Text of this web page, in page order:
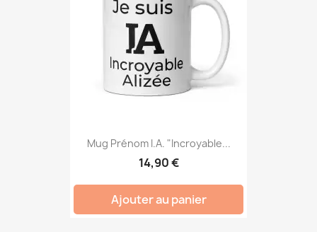
Mug Prénom I.A. "Incroyable...
14,90 €
Ajouter au panier